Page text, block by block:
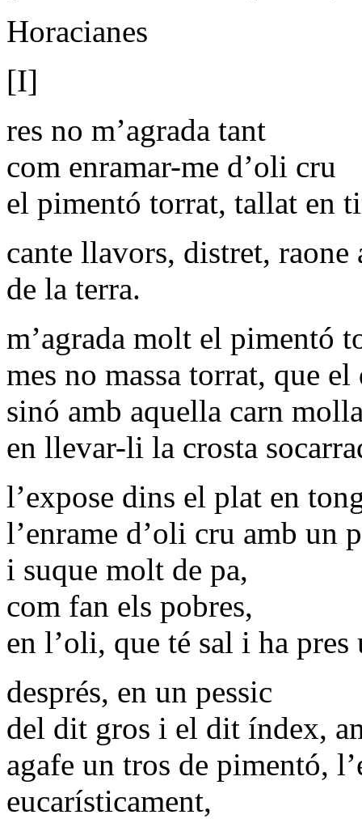
Horacianes
[I]
res no m’agrada tant
com enramar-me d’oli cru
el pimentó torrat, tallat en
cante llavors, distret,
de la terra.
m’agrada molt el pimentó
mes no massa torrat, que el
sinó amb aquella carn
en llevar-li la crosta
l’expose dins el plat en
l’enrame d’oli cru amb un
i suque molt de pa,
com fan els pobres,
en l’oli, que té sal i ha
després, en un pessic
del dit gros i el dit índex,
agafe un tros de pimentó,
eucarísticament,